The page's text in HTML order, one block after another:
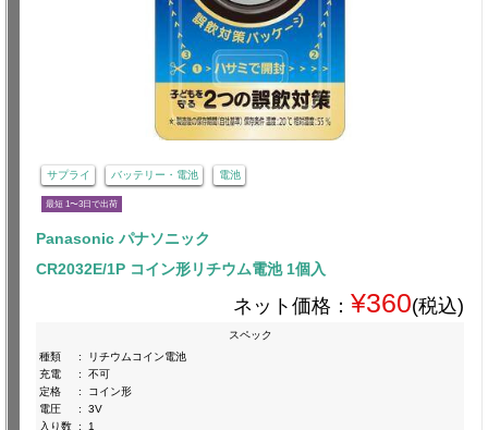
サプライ バッテリー・電池 電池
最短 1〜3日で出荷
Panasonic パナソニック
CR2032E/1P コイン形リチウム電池 1個入
ネット価格： ¥360(税込)
スペック
種類
:
リチウムコイン電池
充電
:
不可
定格
:
コイン形
電圧
:
3V
入り数 : 1